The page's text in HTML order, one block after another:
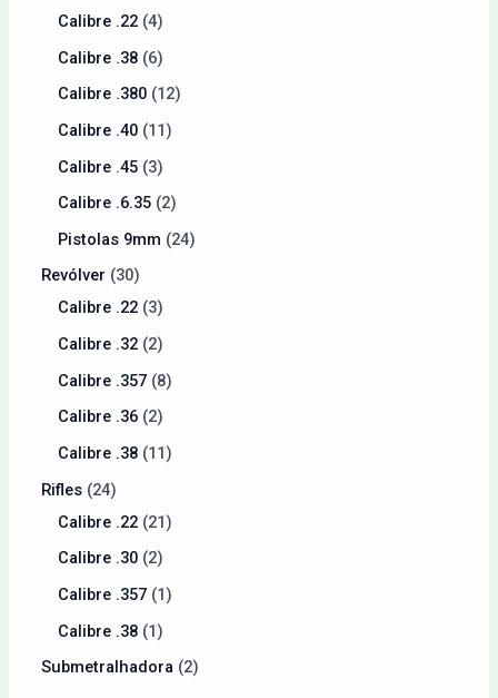
Calibre .22 4
Calibre .38 6
Calibre .380 12
Calibre .40 11
Calibre .45 3
Calibre .6.35 2
Pistolas 9mm
24
Revólver
30
Calibre .22 3
Calibre .32 2
Calibre .357 8
Calibre .36 2
Calibre .38 11
Rifles 24
Calibre .22 21
Calibre .30 2
Calibre .357 1
Calibre .38 1
Submetralhadora 2